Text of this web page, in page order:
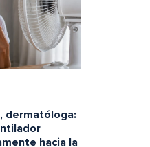
dermatóloga:
hacia la